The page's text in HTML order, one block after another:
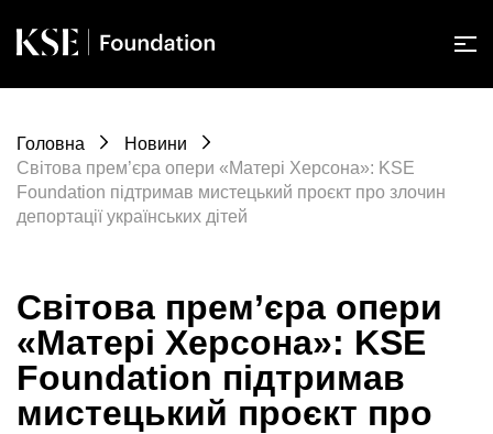
Головна
Новини
Світова прем’єра опери «Матері Херсона»: KSE
Foundation підтримав мистецький проєкт про злочин
депортації українських дітей
Світова прем’єра опери
«Матері Херсона»: KSE
Foundation підтримав
мистецький проєкт про